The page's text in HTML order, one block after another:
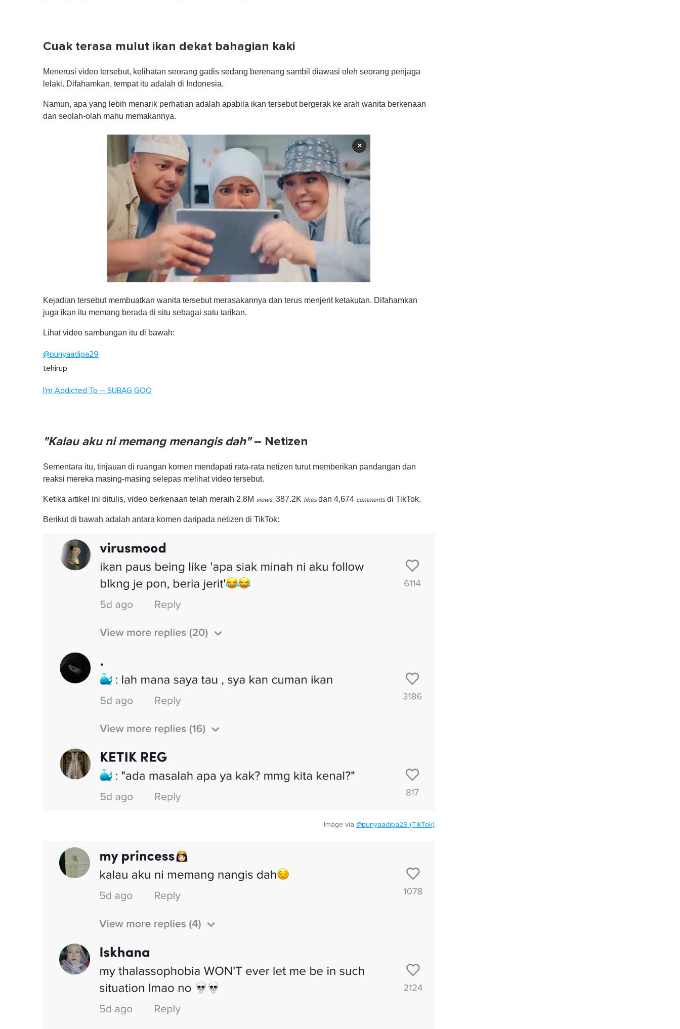
Cuak terasa mulut ikan dekat bahagian kaki
Menerusi video tersebut, kelihatan seorang gadis sedang berenang sambil diawasi oleh seorang penjaga
lelaki. Difahamkan, tempat itu adalah di Indonesia.
Namun, apa yang lebih menarik perhatian adalah apabila ikan tersebut bergerak ke arah wanita berkenaan
dan seolah-olah mahu memakannya.
×
e
c
d
n
V
o
u
m
e
%
Kejadian tersebut membuatkan wanita tersebut merasakannya dan terus menjerit ketakutan. Difahamkan
juga ikan itu memang berada di situ sebagai satu tarikan.
Lihat video sambungan itu di bawah:
@punyaadipa29
tehirup
I'm Addicted To – SUBAG GOO
"Kalau aku ni memang menangis dah"– Netizen
Sementara itu, tinjauan di ruangan komen mendapati rata-rata netizen turut memberikan pandangan dan
reaksi mereka masing-masing selepas melihat video tersebut.
Ketika artikel ini ditulis, video berkenaan telah meraih 2.8M views, 387.2K likesdan 4,674 commentsdi TikTok.
Berikut di bawah adalah antara komen daripada netizen di TikTok:
Image via @punyaadipa29 (TikTok)